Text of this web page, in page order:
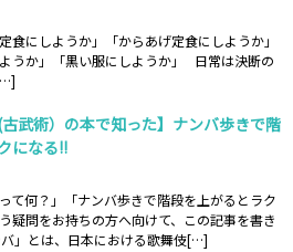
食にしようか」「からあげ定食にしようか」
ようか」「黒い服にしようか」 日常は決断の
古武術）の本で知った】ナンバ歩きで階
になる!!
って何？」「ナンバ歩きで階段を上がるとラク
疑問をお持ちの方へ向けて、この記事を書き
バ」とは、日本における歌舞伎[…]